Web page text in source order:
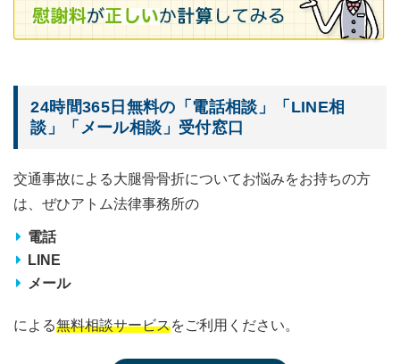
24時間365日無料の「電話相談」「LINE相
談」「メール相談」受付窓口
交通事故による大腿骨骨折についてお悩みをお持ちの方
は、ぜひアトム法律事務所の
電話
LINE
メール
による無料相談サービスをご利用ください。